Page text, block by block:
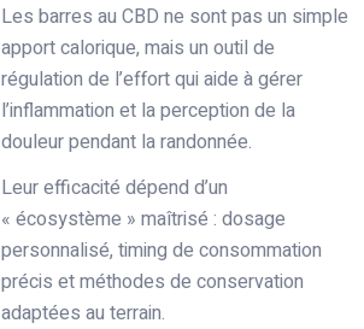
Les barres au CBD ne sont pas un simple
apport calorique, mais un outil de
régulation de l’effort qui aide à gérer
l’inflammation et la perception de la
douleur pendant la randonnée.
Leur efficacité dépend d’un
« écosystème » maîtrisé : dosage
personnalisé, timing de consommation
précis et méthodes de conservation
adaptées au terrain.